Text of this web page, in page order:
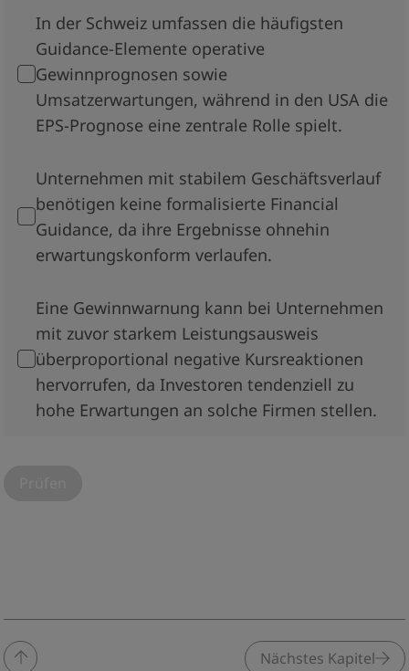
In der Schweiz umfassen die häufigsten
Guidance-Elemente operative
Gewinnprognosen sowie
Umsatzerwartungen, während in den USA die
EPS-Prognose eine zentrale Rolle spielt.
Unternehmen mit stabilem Geschäftsverlauf
benötigen keine formalisierte Financial
Guidance, da ihre Ergebnisse ohnehin
erwartungskonform verlaufen.
Eine Gewinnwarnung kann bei Unternehmen
mit zuvor starkem Leistungsausweis
überproportional negative Kursreaktionen
hervorrufen, da Investoren tendenziell zu
hohe Erwartungen an solche Firmen stellen.
Nächstes Kapitel